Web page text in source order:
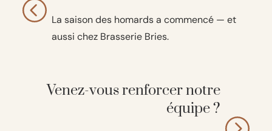
La saison des homards a commencé — et
aussi chez Brasserie Bries.
Venez-vous renforcer notre
équipe ?